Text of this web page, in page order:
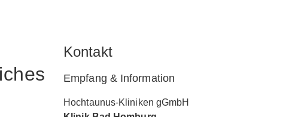
Kontakt
Empfang & Information
Hochtaunus-Kliniken gGmbH